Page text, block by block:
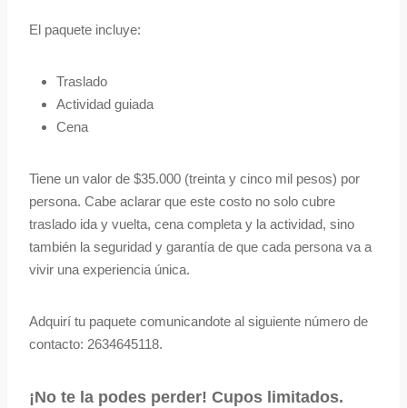
El paquete incluye:
Traslado
Actividad guiada
Cena
Tiene un valor de $35.000 (treinta y cinco mil pesos) por
persona. Cabe aclarar que este costo no solo cubre
traslado ida y vuelta, cena completa y la actividad, sino
también la seguridad y garantía de que cada persona va a
vivir una experiencia única.
Adquirí tu paquete comunicandote al siguiente número de
contacto: 2634645118.
¡No te la podes perder! Cupos limitados.